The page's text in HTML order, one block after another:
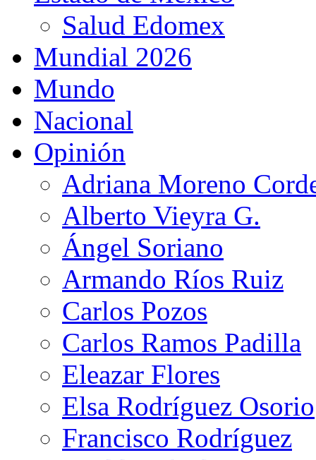
Salud Edomex
Mundial 2026
Mundo
Nacional
Opinión
Adriana Moreno
Alberto Vieyra G.
Ángel Soriano
Armando Ríos Ruiz
Carlos Pozos
Carlos Ramos Padilla
Eleazar Flores
Elsa Rodríguez Osorio
Francisco Rodríguez